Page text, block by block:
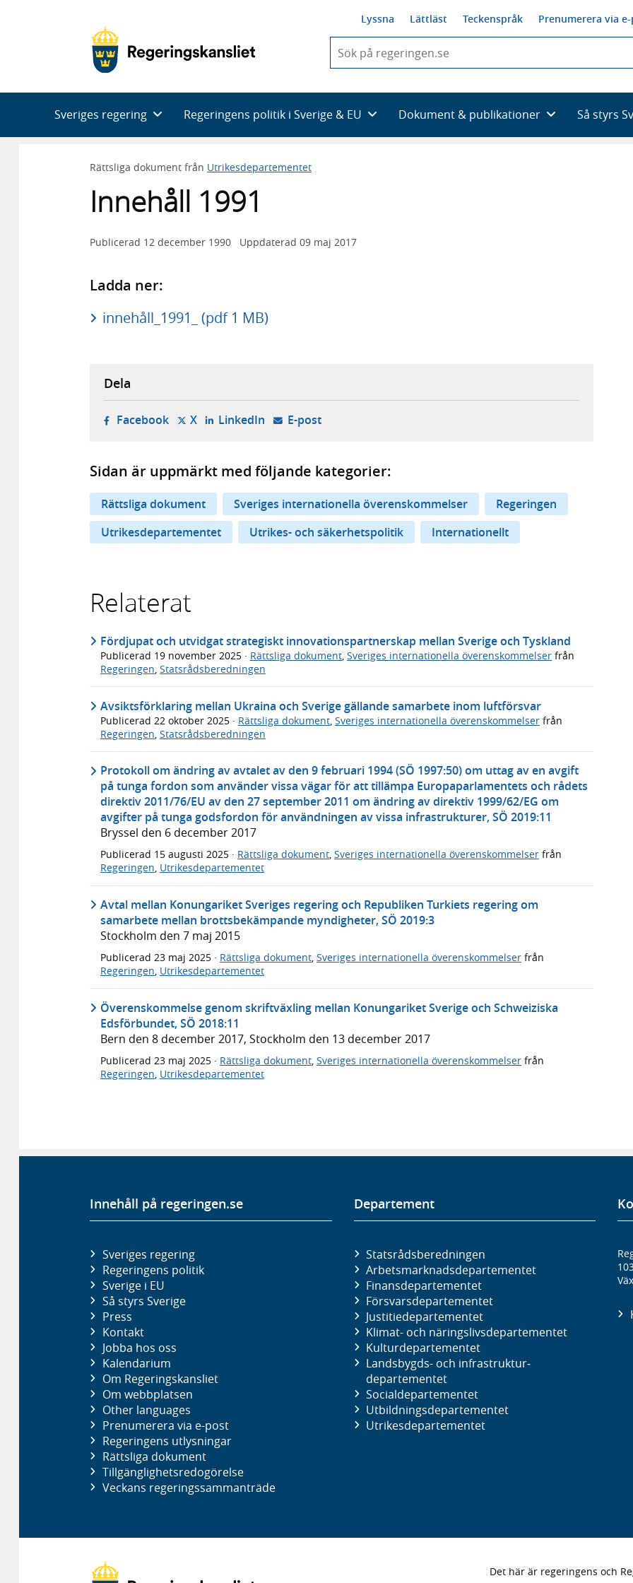
Lyssna Lättläst Teckenspråk Prenumerera via
du
skriva
framträder
en
Sveriges regering Regeringens politik i Sverige & EU Dokument & publikationer Så styrs
Rättsliga dokument från Utrikesdepartementet
Innehåll 1991
Publicerad 12 december 1990 Uppdaterad 09 maj 2017
Ladda ner:
innehåll_1991_ (pdf 1 MB)
Dela
Facebook- öppnas i ny flik, extern webbplats,
X- öppnas i ny flik, extern webbplats,
LinkedIn- öppnas i ny flik, extern webbplats,
E-post- öppnar din e-postklient,
Sidan är uppmärkt med följande kategorier:
Rättsliga dokument Sveriges internationella överenskommelser
Regeringen
Utrikesdepartementet
Utrikes- och säkerhetspolitik Internationellt
Relaterat
Fördjupat och utvidgat strategiskt innovationspartnerskap mellan Sverige och Tyskland
Publicerad 19 november 2025 · Rättsliga dokument, Sveriges internationella överenskommelser från
Regeringen, Statsrådsberedningen
Avsiktsförklaring mellan Ukraina och Sverige gällande samarbete inom luftförsvar
Publicerad 22 oktober 2025 · Rättsliga dokument Sveriges internationella överenskommelser från
Regeringen Statsrådsberedningen
Protokoll om ändring av avtalet av den 9 februari 1994 (SÖ 1997:50) om uttag av en avgift
på tunga fordon som använder vissa vägar för att tillämpa Europaparlamentets och rådets
direktiv 2011/76/EU av den 27 september 2011 om ändring av direktiv 1999/62/EG om
avgifter på tunga godsfordon för användningen av vissa infrastrukturer, SÖ 2019:11
Bryssel den 6 december 2017
Publicerad 15 augusti 2025 · Rättsliga dokument, Sveriges internationella överenskommelser från
Regeringen, Utrikesdepartementet
Avtal mellan Konungariket Sveriges regering och Republiken Turkiets regering om
samarbete mellan brottsbekämpande myndigheter, SÖ 2019:3
Stockholm den 7 maj 2015
Publicerad 23 maj 2025 · Rättsliga dokument, Sveriges internationella överenskommelser från
Regeringen, Utrikesdepartementet
Överenskommelse genom skriftväxling mellan Konungariket Sverige och Schweiziska
Edsförbundet, SÖ 2018:11
Bern den 8 december 2017, Stockholm den 13 december 2017
Publicerad 23 maj 2025 · Rättsliga dokument Sveriges internationella överenskommelser från
Regeringen Utrikesdepartementet
Innehåll på regeringen.se
Sveriges regering
Regeringens politik
Sverige i EU
Så styrs Sverige
Press
Kontakt
Jobba hos oss
Kalendarium
Om Regeringskansliet
Om webbplatsen
Other languages
Prenumerera via e-post
Regeringens utlysningar
Rättsliga dokument
Tillgänglighetsredogörelse
Veckans regeringssammanträde
Departement
Statsrådsberedningen
Arbetsmarknads­departementet
Finans­departementet
Försvars­departementet
Justitie­departementet
Klimat- och näringslivs­departementet
Kultur­departementet
Landsbygds- och infrastruktur­
departementet
Social­departementet
Utbildnings­departementet
Utrikes­departementet
Det här är regeringens och